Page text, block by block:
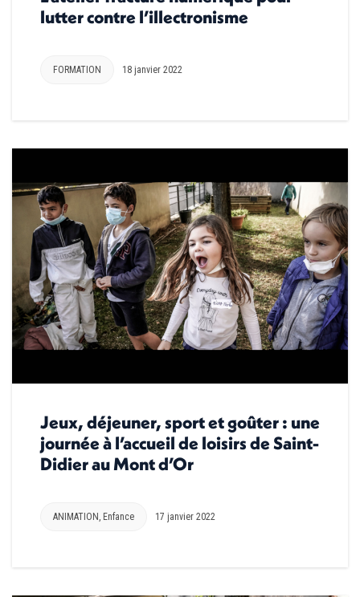
lutter contre l’illectronisme
FORMATION 18 janvier 2022
Jeux, déjeuner, sport et goûter : une
journée à l’accueil de loisirs de Saint-
Didier au Mont d’Or
ANIMATION, Enfance 17 janvier 2022